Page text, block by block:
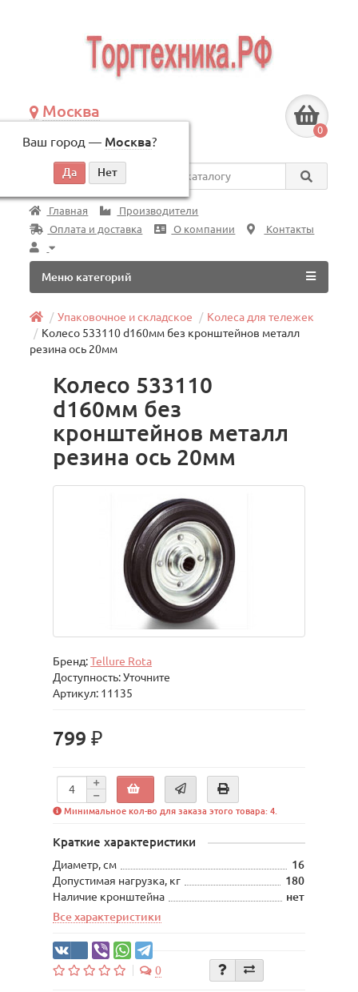
Москва
Ваш город — Москва?
по будням, с 09:00 до 18:00
0
Везде
Главная
Производители
Оплата и доставка
О компании Контакты
Меню категорий
Упаковочное и складское
Колеса для тележек
Колесо 533110 d160мм без кронштейнов металл
резина ось 20мм
Колесо 533110
d160мм без
кронштейнов металл
резина ось 20мм
Бренд:Tellure Rota
Доступность: Уточните
Артикул: 11135
799 ₽
Минимальное кол-во для заказа этого товара: 4.
Краткие характеристики
Диаметр, см
16
Допустимая нагрузка, кг
180
Наличие кронштейна
нет
Все характеристики
0